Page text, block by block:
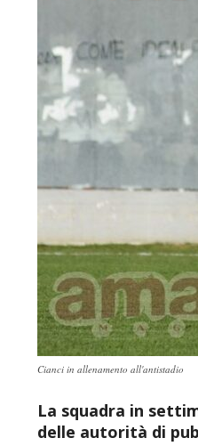
Cianci in allenamento all'antistadio
La squadra in
delle autorità di